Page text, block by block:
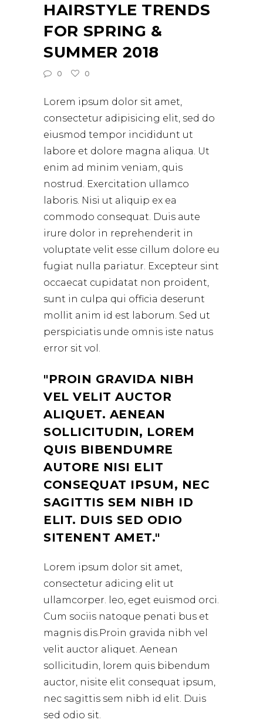
HAIRSTYLE TRENDS
FOR SPRING &
SUMMER 2018
0 0
Lorem ipsum dolor sit amet,
consectetur adipisicing elit, sed do
eiusmod tempor incididunt ut
labore et dolore magna aliqua. Ut
enim ad minim veniam, quis
nostrud. Exercitation ullamco
laboris. Nisi ut aliquip ex ea
commodo consequat. Duis aute
irure dolor in reprehenderit in
voluptate velit esse cillum dolore eu
fugiat nulla pariatur. Excepteur sint
occaecat cupidatat non proident,
sunt in culpa qui officia deserunt
mollit anim id est laborum. Sed ut
perspiciatis unde omnis iste natus
error sit vol.
PROIN GRAVIDA NIBH
VEL VELIT AUCTOR
ALIQUET. AENEAN
SOLLICITUDIN, LOREM
QUIS BIBENDUMRE
AUTORE NISI ELIT
CONSEQUAT IPSUM, NEC
SAGITTIS SEM NIBH ID
ELIT. DUIS SED ODIO
SITENENT AMET.
Lorem ipsum dolor sit amet,
consectetur adicing elit ut
ullamcorper. leo, eget euismod orci.
Cum sociis natoque penati bus et
magnis dis.Proin gravida nibh vel
velit auctor aliquet. Aenean
sollicitudin, lorem quis bibendum
auctor, nisite elit consequat ipsum,
nec sagittis sem nibh id elit. Duis
sed odio sit.